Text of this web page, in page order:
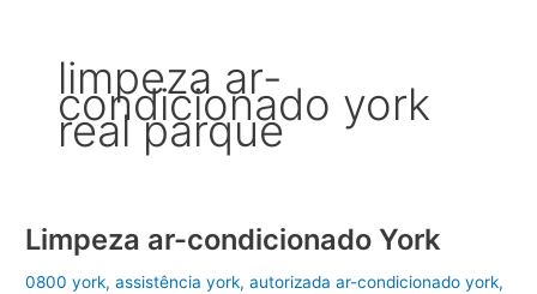
limpeza ar-
condicionado york
real parque
Limpeza ar-condicionado York
0800 york,assistência york,autorizada ar-condicionado york,